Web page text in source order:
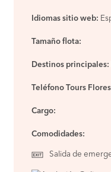
Idiomas sitio web:
Tamaño flota:
Destinos principales:
Teléfono Tours
Cargo:
Comodidades:
Salida de